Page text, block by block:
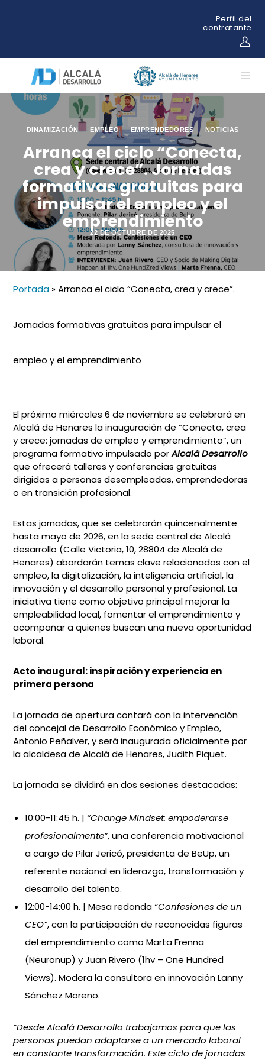
Perfil del
contratante
DINAMIZACIÓN EMPLEO EMPRENDEDORES NOTICIAS
Arranca el ciclo “Conecta,
crea y crece”. Jornadas
formativas gratuitas para
impulsar el empleo y el
emprendimiento
22 DE OCTUBRE DE 2025
Portada »Arranca el ciclo “Conecta, crea y crece”.
Jornadas formativas gratuitas para impulsar el
empleo y el emprendimiento
El próximo miércoles 6 de noviembre se celebrará en
Alcalá de Henares la inauguración de “Conecta, crea
y crece: jornadas de empleo y emprendimiento”, un
programa formativo impulsado porAlcalá Desarrollo
que ofrecerá talleres y conferencias gratuitas
dirigidas a personas desempleadas, emprendedoras
o en transición profesional.
Estas jornadas, que se celebrarán quincenalmente
hasta mayo de 2026, en la sede central de Alcalá
desarrollo (Calle Victoria, 10, 28804 de Alcalá de
Henares) abordarán temas clave relacionados con el
empleo, la digitalización, la inteligencia artificial, la
innovación y el desarrollo personal y profesional. La
iniciativa tiene como objetivo principal mejorar la
empleabilidad local, fomentar el emprendimiento y
acompañar a quienes buscan una nueva oportunidad
laboral.
Acto inaugural: inspiración y experiencia en
primera persona
La jornada de apertura contará con la intervención
del concejal de Desarrollo Económico y Empleo,
Antonio Peñalver, y será inaugurada oficialmente por
la alcaldesa de Alcalá de Henares, Judith Piquet.
La jornada se dividirá en dos sesiones destacadas:
10:00-11:45 h. | “Change Mindset: empoderarse
profesionalmente”, una conferencia motivacional
a cargo de Pilar Jericó, presidenta de BeUp, un
referente nacional en liderazgo, transformación y
desarrollo del talento.
12:00-14:00 h. | Mesa redonda “Confesiones de un
CEO”, con la participación de reconocidas figuras
del emprendimiento como Marta Frenna
(Neuronup) y Juan Rivero (1hv – One Hundred
Views). Modera la consultora en innovación Lanny
Sánchez Moreno.
“Desde Alcalá Desarrollo trabajamos para que las
personas puedan adaptarse a un mercado laboral
en constante transformación. Este ciclo de jornadas